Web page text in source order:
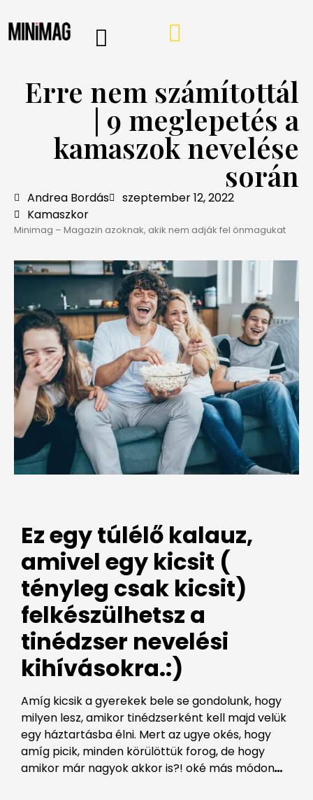
Erre nem számítottál
| 9 meglepetés a
kamaszok nevelése
során
Andrea Bordás
szeptember 12, 2022
Kamaszkor
Minimag – Magazin azoknak, akik nem adják fel önmagukat
Ez egy túlélő kalauz,
amivel egy kicsit (
tényleg csak kicsit)
felkészülhetsz a
tinédzser nevelési
kihívásokra.:)
Amíg kicsik a gyerekek bele se gondolunk, hogy
milyen lesz, amikor tinédzserként kell majd velük
egy háztartásba élni. Mert az ugye okés, hogy
amíg picik, minden körülöttük forog, de hogy
amikor már nagyok akkor is?! oké más módon…